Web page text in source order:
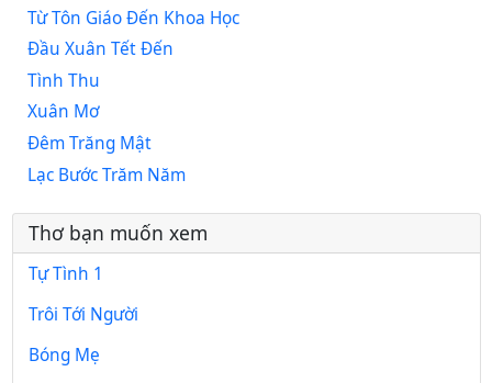
Từ Tôn Giáo Đến Khoa Học
Đầu Xuân Tết Đến
Tình Thu
Xuân Mơ
Đêm Trăng Mật
Lạc Bước Trăm Năm
Thơ bạn muốn xem
Tự Tình 1
Trôi Tới Người
Bóng Mẹ